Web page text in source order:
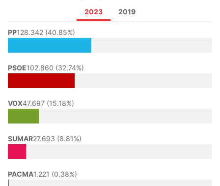
2023 2019
PP128.342 (40.85%)
PSOE102.860 (32.74%)
VOX47.697 (15.18%)
SUMAR27.693 (8.81%)
PACMA1.221 (0.38%)